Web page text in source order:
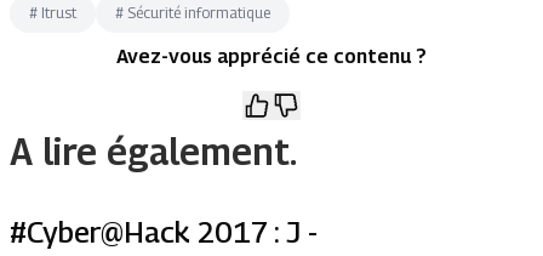
# Itrust # Sécurité informatique
Avez-vous apprécié ce contenu ?
A lire également.
#Cyber@Hack 2017 : J -